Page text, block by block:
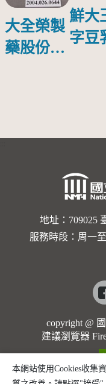
大全榮製
藥股份有
鮮大
字豆
地址：709025
服務時段：周一
copyright @
建議瀏覽器
本網站使用Cookies收集